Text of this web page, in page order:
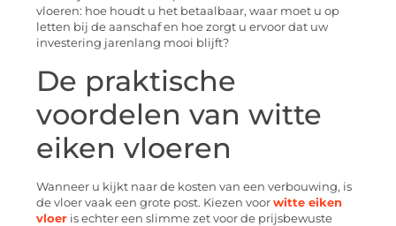
vloeren: hoe houdt u het betaalbaar, waar moet u op
letten bij de aanschaf en hoe zorgt u ervoor dat uw
investering jarenlang mooi blijft?
De praktische
voordelen van witte
eiken vloeren
Wanneer u kijkt naar de kosten van een verbouwing, is
de vloer vaak een grote post. Kiezen voor witte eiken
vloer is echter een slimme zet voor de prijsbewuste